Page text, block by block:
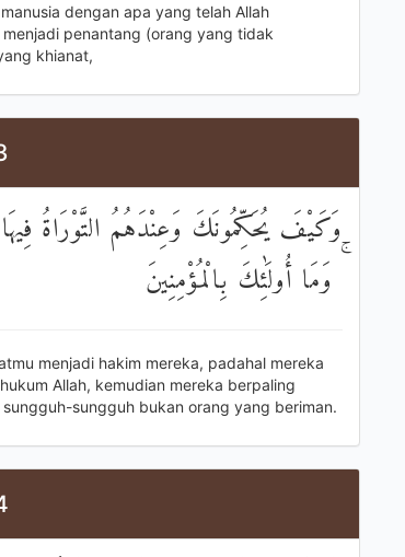
dengan apa yang telah Allah
penantang (orang yang tidak
khianat,
وَكَيْفَ يُحَكِّمُونَكَ وَعِنْدَهُمُ التَّوْرَاةُ
ۚ وَمَا أُولَٰئِكَ بِالْمُؤْمِنِينَ
menjadi hakim mereka, padahal mereka
Allah, kemudian mereka berpaling
sungguh bukan orang yang beriman.